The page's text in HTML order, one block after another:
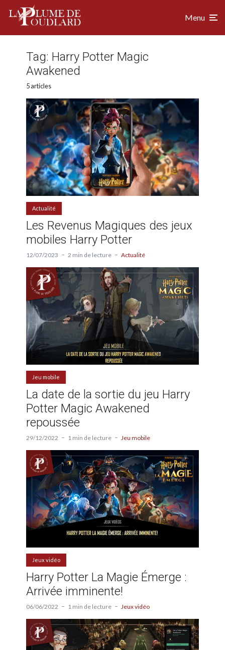
Menu
Tag: Harry Potter Magic
Awakened
5 articles
Actualité
Les Revenus Magiques des jeux
mobiles Harry Potter
12/07/2023 2 min de lecture Actualité
Jeu mobile
La date de la sortie du jeu Harry
Potter Magic Awakened
repoussée
29/12/2022 1 min de lecture Jeu mobile
Jeux vidéo
Harry Potter La Magie Émerge :
Arrivée imminente!
06/06/2022 1 min de lecture Jeux vidéo